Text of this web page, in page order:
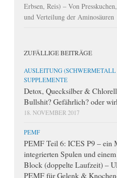
Erbsen, Reis) – Von
und Verteilung der Aminosäuren
ZUFÄLLIGE BEITRÄGE
AUSLEITUNG
SUPPLEMENTE
Detox, Quecksilber &
Bullshit? Gefährlich? oder
18. NOVEMBER 2017
PEMF
PEMF Teil 6: ICES P9 – ein
integrierten Spulen und
Block (doppelte Laufzeit) –
PEMF für Gelenk &